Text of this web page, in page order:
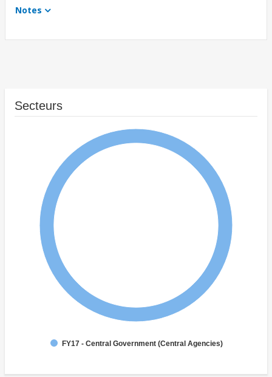
Notes
Secteurs
FY17 - Central Government (Central Agencies)